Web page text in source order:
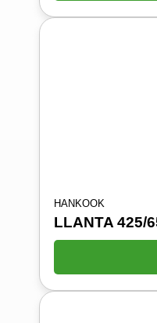
HANKOOK
LLANTA 425/